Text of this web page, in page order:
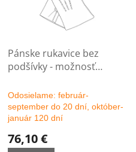
Pánske rukavice bez
podšívky - možnosť
Odosielame: február-
september do 20 dní, október-
január 120 dní
76,10 €